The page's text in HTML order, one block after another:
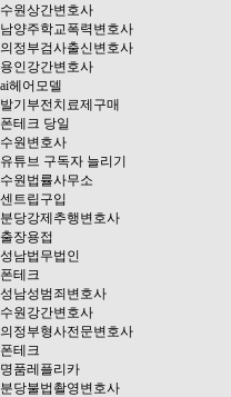
수원상간변호사
남양주학교폭력변호사
의정부검사출신변호사
용인강간변호사
ai헤어모델
발기부전치료제구매
폰테크 당일
수원변호사
유튜브 구독자 늘리기
수원법률사무소
센트립구입
분당강제추행변호사
출장용접
성남법무법인
폰테크
성남성범죄변호사
수원강간변호사
의정부형사전문변호사
폰테크
명품레플리카
분당불법촬영변호사